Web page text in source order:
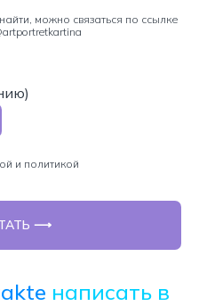
можно связаться по ссылке
и политикой
⟶
написать в